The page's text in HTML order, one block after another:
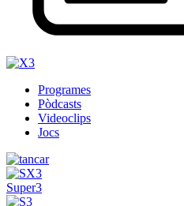
Programes
Pòdcasts
Videoclips
Jocs
Super3